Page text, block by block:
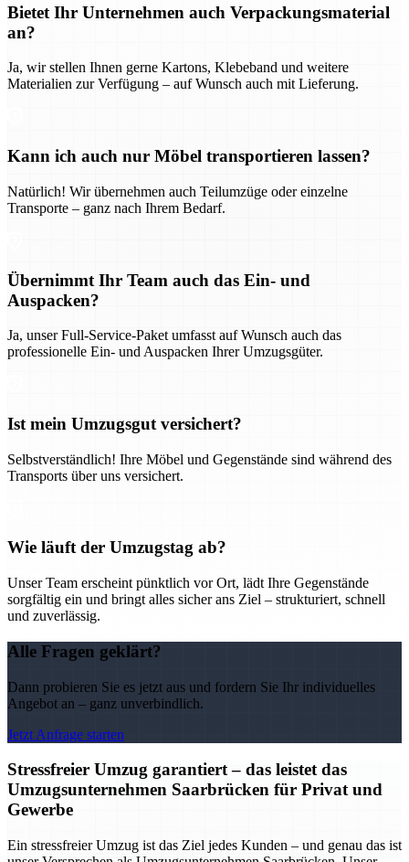
Bietet Ihr Unternehmen auch Verpackungsmaterial
an?
Ja, wir stellen Ihnen gerne Kartons, Klebeband und weitere
Materialien zur Verfügung – auf Wunsch auch mit Lieferung.
Kann ich auch nur Möbel transportieren lassen?
Natürlich! Wir übernehmen auch Teilumzüge oder einzelne
Transporte – ganz nach Ihrem Bedarf.
Übernimmt Ihr Team auch das Ein- und
Auspacken?
Ja, unser Full-Service-Paket umfasst auf Wunsch auch das
professionelle Ein- und Auspacken Ihrer Umzugsgüter.
Ist mein Umzugsgut versichert?
Selbstverständlich! Ihre Möbel und Gegenstände sind während des
Transports über uns versichert.
Wie läuft der Umzugstag ab?
Unser Team erscheint pünktlich vor Ort, lädt Ihre Gegenstände
sorgfältig ein und bringt alles sicher ans Ziel – strukturiert, schnell
und zuverlässig.
Alle Fragen geklärt?
Dann probieren Sie es jetzt aus und fordern Sie Ihr individuelles
Angebot an – ganz unverbindlich.
Jetzt Anfrage starten
Stressfreier Umzug garantiert – das leistet das
Umzugsunternehmen Saarbrücken für Privat und
Gewerbe
Ein stressfreier Umzug ist das Ziel jedes Kunden – und genau das ist